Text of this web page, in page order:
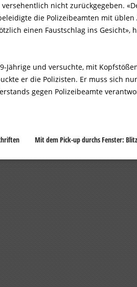
nicht zurückgegeben.
die Polizeibeamten mit üblen
einen Faustschlag ins Gesicht»,
Jährige und versuchte, mit
er die Polizisten. Er muss sich
gegen Polizeibeamte
Mit dem Pick-up durchs Fenster: